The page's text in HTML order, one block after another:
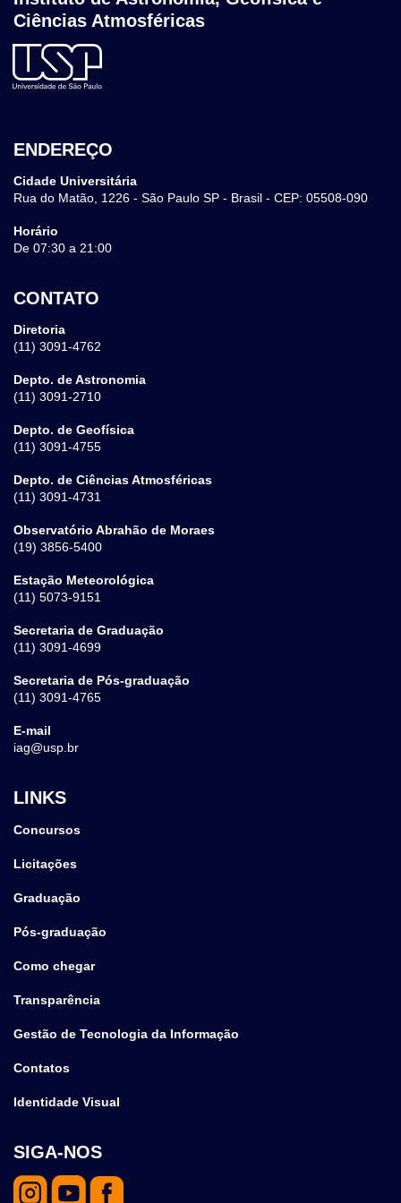
Ciências Atmosféricas
ENDEREÇO
Cidade Universitária
Rua do Matão, 1226 - São Paulo SP - Brasil - CEP: 05508-090
Horário
De 07:30 a 21:00
CONTATO
Diretoria
(11) 3091-4762
Depto. de Astronomia
(11) 3091-2710
Depto. de Geofísica
(11) 3091-4755
Depto. de Ciências Atmosféricas
(11) 3091-4731
Observatório Abrahão de Moraes
(19) 3856-5400
Estação Meteorológica
(11) 5073-9151
Secretaria de Graduação
(11) 3091-4699
Secretaria de Pós-graduação
(11) 3091-4765
E-mail
iag@usp.br
LINKS
Concursos
Licitações
Graduação
Pós-graduação
Como chegar
Transparência
Gestão de Tecnologia da Informação
Contatos
Identidade Visual
SIGA-NOS